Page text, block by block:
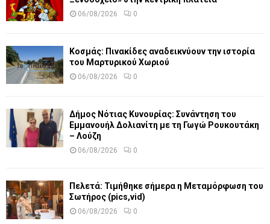
06/08/2026 0
Κοσμάς: Πινακίδες αναδεικνύουν την ιστορία
του Μαρτυρικού Χωριού
06/08/2026 0
Δήμος Νότιας Κυνουρίας: Συνάντηση του
Εμμανουήλ Δολιανίτη με τη Γωγώ Ρουκουτάκη
– Λούζη
06/08/2026 0
Πελετά: Τιμήθηκε σήμερα η Μεταμόρφωση του
Σωτήρος (pics,vid)
06/08/2026 0